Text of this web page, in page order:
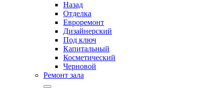
Назад
Отделка
Евроремонт
Дизайнерский
Под ключ
Капитальный
Косметический
Черновой
Ремонт зала